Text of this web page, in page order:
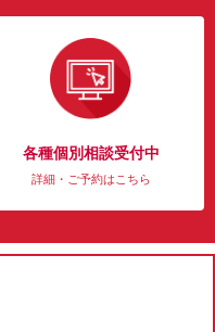
各種個別相談受付中
詳細・ご予約はこちら